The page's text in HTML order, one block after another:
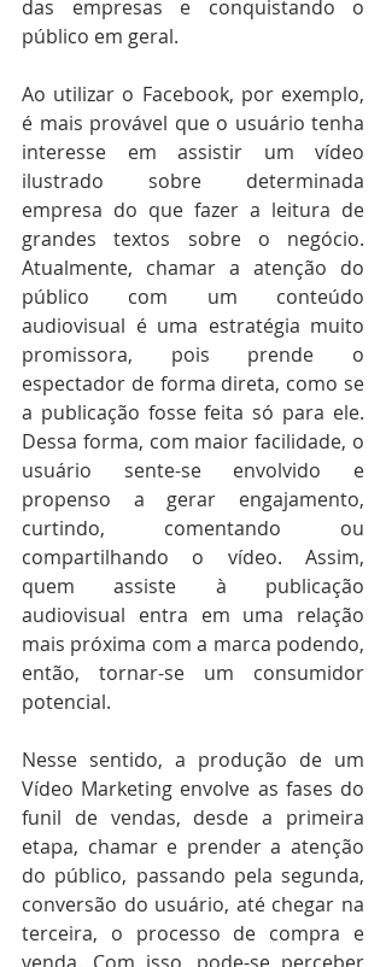
das empresas e conquistando o
público em geral.
Ao utilizar o Facebook, por exemplo,
é mais provável que o usuário tenha
interesse em assistir um vídeo
ilustrado sobre determinada
empresa do que fazer a leitura de
grandes textos sobre o negócio.
Atualmente, chamar a atenção do
público com um conteúdo
audiovisual é uma estratégia muito
promissora, pois prende o
espectador de forma direta, como se
a publicação fosse feita só para ele.
Dessa forma, com maior facilidade, o
usuário sente-se envolvido e
propenso a gerar engajamento,
curtindo, comentando ou
compartilhando o vídeo. Assim,
quem assiste à publicação
audiovisual entra em uma relação
mais próxima com a marca podendo,
então, tornar-se um consumidor
potencial.
Nesse sentido, a produção de um
Vídeo Marketing envolve as fases do
funil de vendas, desde a primeira
etapa, chamar e prender a atenção
do público, passando pela segunda,
conversão do usuário, até chegar na
terceira, o processo de compra e